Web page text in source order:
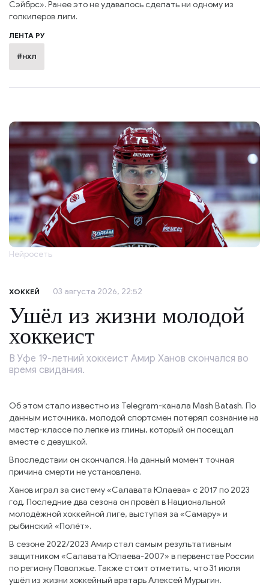
Сэйбрс». Ранее это не удавалось сделать ни одному из
голкиперов лиги.
ЛЕНТА РУ
#нхл
Нейросеть
ХОККЕЙ 03 августа 2026, 22:52
Ушёл из жизни молодой
хоккеист
В Уфе 19-летний хоккеист Амир Ханов скончался во
время свидания.
Об этом стало известно из Telegram-канала Mash Batash. По
данным источника, молодой спортсмен потерял сознание на
мастер-классе по лепке из глины, который он посещал
вместе с девушкой.
Впоследствии он скончался. На данный момент точная
причина смерти не установлена.
Ханов играл за систему «Салавата Юлаева» с 2017 по 2023
год. Последние два сезона он провёл в Национальной
молодёжной хоккейной лиге, выступая за «Самару» и
рыбинский «Полёт».
В сезоне 2022/2023 Амир стал самым результативным
защитником «Салавата Юлаева-2007» в первенстве России
по региону Поволжье. Также стоит отметить, что 31 июля
ушёл из жизни хоккейный вратарь Алексей Мурыгин.